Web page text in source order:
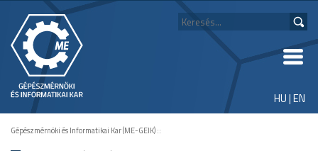
HU|EN
Gépészmérnöki és Informatikai Kar (ME-GEIK)::